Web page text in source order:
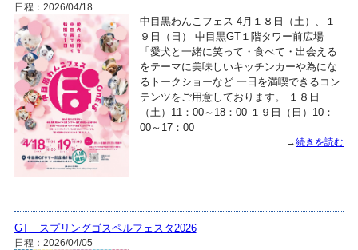
日程：2026/04/18
中目黒わんこフェス 4月１８日（土）、１
９日（日） 中目黒GT１階タワー前広場
「愛犬と一緒に笑って・食べて・出会える
をテーマに美味しいキッチンカーや為にな
るトークショーなど 一日を満喫できるコン
テンツをご用意しております。 １８日
（土）11：00～18：00 １９日（日）10：
00～17：00
→続きを読む
GT スプリングゴスペルフェスタ2026
日程：2026/04/05